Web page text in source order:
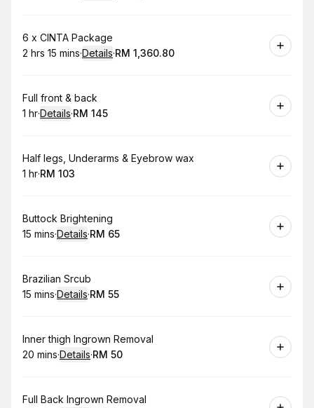
Book
6 x CINTA Package
. Duration:
2 hrs 15 mins·Details·
.Price:
RM 1,360.80
Book
Full front & back
. Duration:
1 hr·Details·
.Price:
RM 145
Book
Half legs, Underarms & Eyebrow wax
. Duration
1 hr·
.Price:
RM 103
Book
Buttock Brightening
.Duration:
15 mins·Details·
.Price
RM 65
Book
Brazilian Srcub
.Duration:
15 mins·Details·
.Price
RM 55
Book
Inner thigh Ingrown Removal
.Duration:
20 mins·Details·
.Price
RM 50
Book
Full Back Ingrown Removal